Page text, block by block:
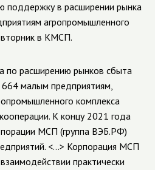
поддержку в расширении рынка
агропромышленного
в КМСП.
по расширению рынков сбыта
664 малым предприятиям,
комплекса
К концу 2021 года
МСП (группа ВЭБ.РФ)
<…> Корпорация МСП
практически